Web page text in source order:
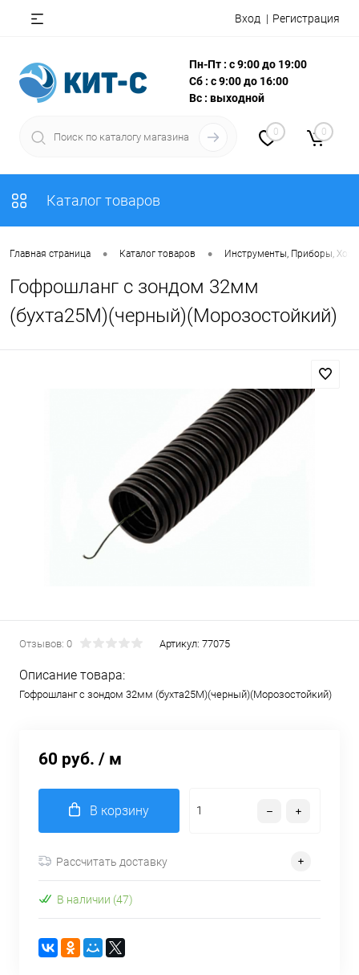
Вход Регистрация
Пн-Пт : с 9:00 до 19:00
Сб : с 9:00 до 16:00
Вс : выходной
0 0
Каталог товаров
Главная страница • Каталог товаров • Инструменты, Приборы,
Гофрошланг с зондом 32мм
(бухта25М)(черный)(Морозостойкий)
Отзывов: 0 Артикул: 77075
Описание товара:
Гофрошланг с зондом 32мм (бухта25М)(черный)(Морозостойкий)
60 руб. / м
В корзину
Рассчитать доставку
В наличии (47)